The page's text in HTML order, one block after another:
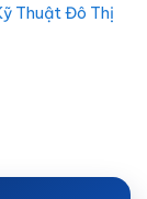
Thuật Đô Thị